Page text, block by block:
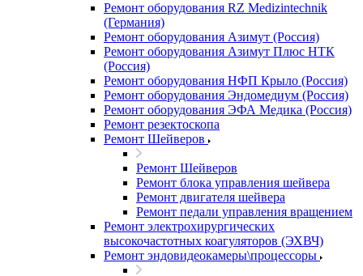
Ремонт оборудования RZ Medizintechnik
(Германия)
Ремонт оборудования Азимут (Россия)
Ремонт оборудования Азимут Плюс НТК
(Россия)
Ремонт оборудования НФП Крыло (Россия)
Ремонт оборудования Эндомедиум (Россия)
Ремонт оборудования ЭФА Медика (Россия)
Ремонт резектоскопа
Ремонт Шейверов
Ремонт Шейверов
Ремонт блока управления шейвера
Ремонт двигателя шейвера
Ремонт педали управления вращением
Ремонт электрохирургических
высокочастотных коагуляторов (ЭХВЧ)
Ремонт эндовидеокамеры\процессоры